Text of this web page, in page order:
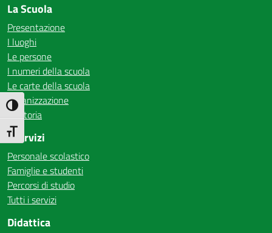
Attiva/disattiva alto contrasto
Attiva/disattiva dimensione testo
La Scuola
Presentazione
I luoghi
Le persone
I numeri della scuola
Le carte della scuola
Organizzazione
La storia
I Servizi
Personale scolastico
Famiglie e studenti
Percorsi di studio
Tutti i servizi
Didattica